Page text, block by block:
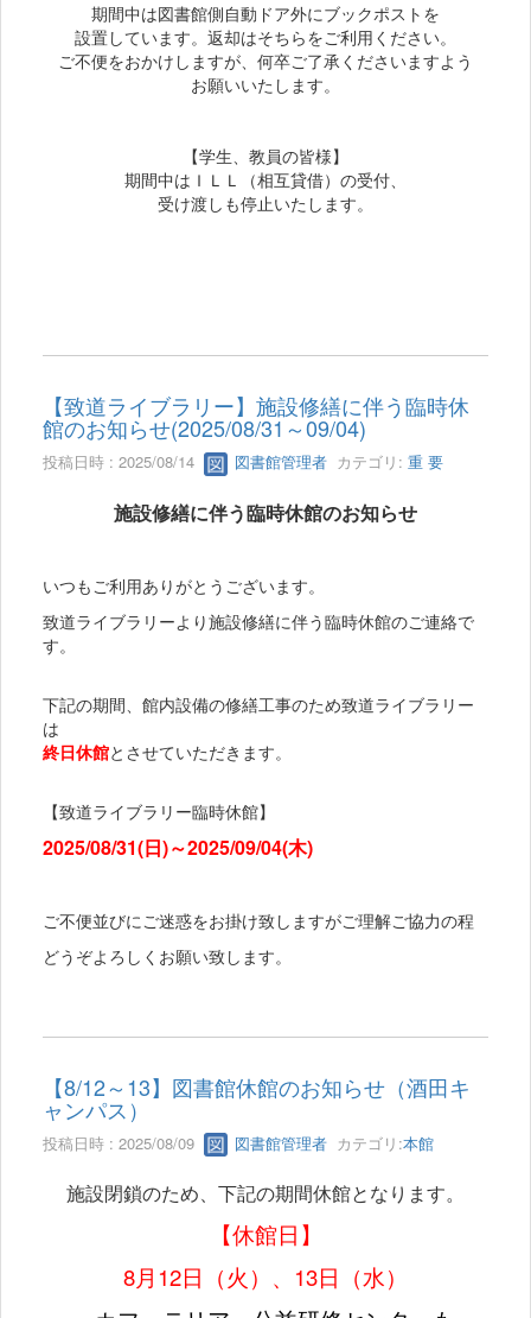
期間中は図書館側自動ドア外にブックポストを
設置しています。返却はそちらをご利用ください。
ご不便をおかけしますが、何卒ご了承くださいますよう
お願いいたします。
【学生、教員の皆様】
期間中はＩＬＬ（相互貸借）の受付、
受け渡しも停止いたします。
【致道ライブラリー】施設修繕に伴う臨時休
館のお知らせ(2025/08/31～09/04)
投稿日時 : 2025/08/14 図書館管理者 カテゴリ: 重 要
施設修繕に伴う臨時休館のお知らせ
いつもご利用ありがとうございます。
致道ライブラリーより施設修繕に伴う臨時休館のご連絡で
す。
下記の期間、館内設備の修繕工事のため致道ライブラリー
は
終日休館とさせていただきます。
【致道ライブラリー臨時休館】
2025/08/31(日)～2025/09/04(木)
ご不便並びにご迷惑をお掛け致しますがご理解ご協力の程
どうぞよろしくお願い致します。
【8/12～13】図書館休館のお知らせ（酒田キ
ャンパス）
投稿日時 : 2025/08/09 図書館管理者 カテゴリ:本館
施設閉鎖のため、下記の期間休館となります。
【休館日】
8月12日（火）、13日（水）